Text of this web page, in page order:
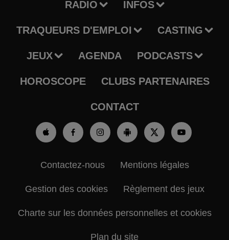
RADIO INFOS
TRAQUEURS D'EMPLOI CASTING
JEUX AGENDA PODCASTS
HOROSCOPE CLUBS PARTENAIRES
CONTACT
Contactez-nous Mentions légales
Gestion des cookies Règlement des jeux
Charte sur les données personnelles et cookies
Plan du site